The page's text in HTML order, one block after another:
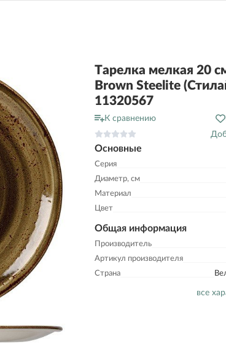
Тарелка мелкая 20
Brown Steelite
11320567
К сравнению
Основные
Серия
Диаметр, см
Материал
Цвет
Общая информация
Производитель
Артикул производителя
Страна
все